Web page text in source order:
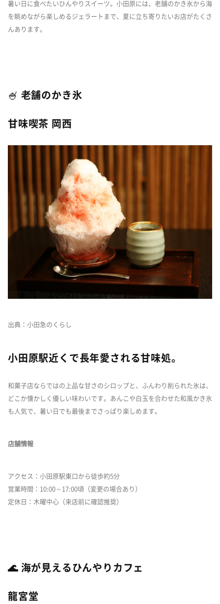
暑い日に食べたいひんやりスイーツ。小田原には、老舗のかき氷から海
を眺めながら楽しめるジェラートまで、夏に立ち寄りたいお店がたくさ
んあります。
🍧 老舗のかき氷
甘味喫茶 岡西
出典：小田急のくらし
小田原駅近くで長年愛される甘味処。
和菓子店ならではの上品な甘さのシロップと、ふんわり削られた氷は、
どこか懐かしく優しい味わいです。あんこや白玉を合わせた和風かき氷
も人気で、暑い日でも最後までさっぱり楽しめます。
店舗情報
アクセス：小田原駅東口から徒歩約5分
営業時間：10:00～17:00頃（変更の場合あり）
定休日：木曜中心（来店前に確認推奨）
🌊 海が見えるひんやりカフェ
龍宮堂